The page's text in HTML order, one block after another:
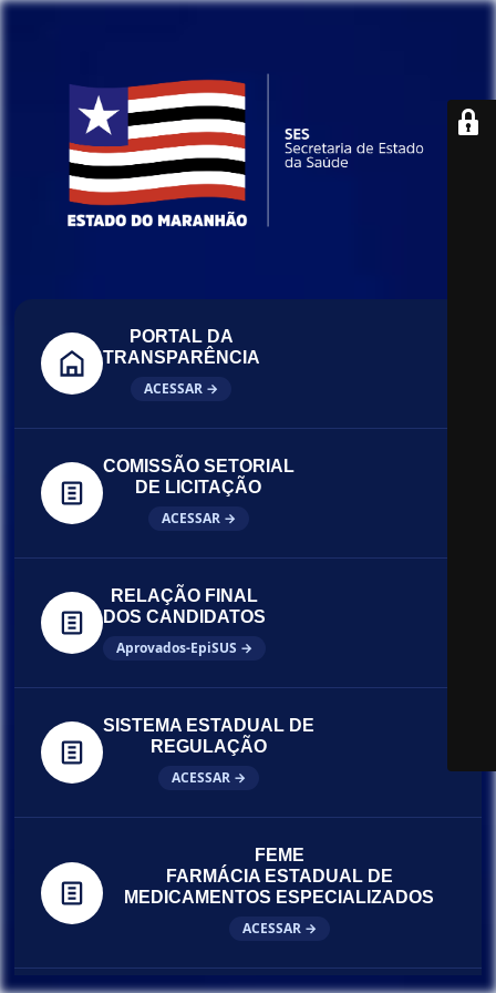
PORTAL DA
TRANSPARÊNCIA
ACESSAR →
COMISSÃO SETORIAL
DE LICITAÇÃO
ACESSAR →
RELAÇÃO FINAL
DOS CANDIDATOS
Aprovados-EpiSUS →
SISTEMA ESTADUAL DE
REGULAÇÃO
ACESSAR →
FEME
FARMÁCIA ESTADUAL DE
MEDICAMENTOS ESPECIALIZADOS
ACESSAR →